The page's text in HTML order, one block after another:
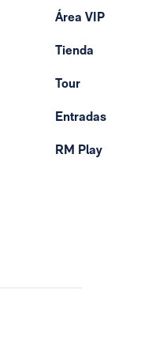
Área VIP
Tienda
Tour
Entradas
RM Play